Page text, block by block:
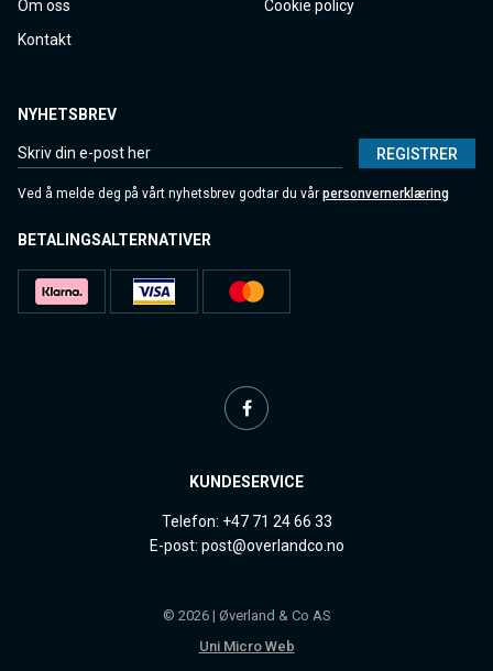
Om oss
Kontakt
Cookie policy
NYHETSBREV
REGISTRER
Ved å melde deg på vårt nyhetsbrev godtar du vår personvernerklæring
BETALINGSALTERNATIVER
KUNDESERVICE
Telefon: +47 71 24 66 33
E-post: post@overlandco.no
© 2026 | Øverland & Co AS
Uni Micro Web